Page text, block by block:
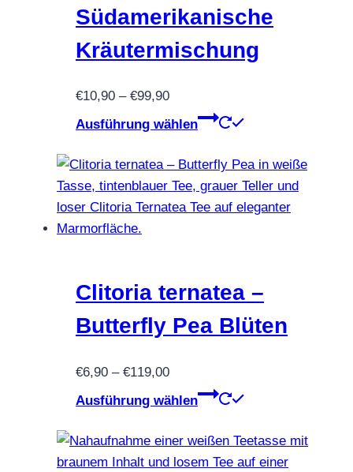
Südamerikanische
Kräutermischung
€10,90 – €99,90Preisspanne:
€10,90
€99,90
Ausführung wählen
Dieses
weist
mehrere
Varianten
der
werden
Clitoria ternatea –
Butterfly Pea Blüten
€6,90 – €119,00Preisspanne:
€6,90
€119,00
Ausführung wählen
Dieses
weist
mehrere